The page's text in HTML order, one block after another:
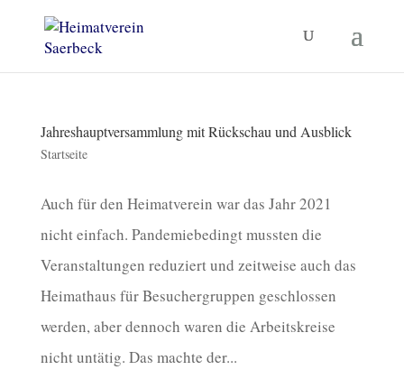
Jahreshauptversammlung mit Rückschau und Ausblick
Startseite
Auch für den Heimatverein war das Jahr 2021
nicht einfach. Pandemiebedingt mussten die
Veranstaltungen reduziert und zeitweise auch das
Heimathaus für Besuchergruppen geschlossen
werden, aber dennoch waren die Arbeitskreise
nicht untätig. Das machte der...